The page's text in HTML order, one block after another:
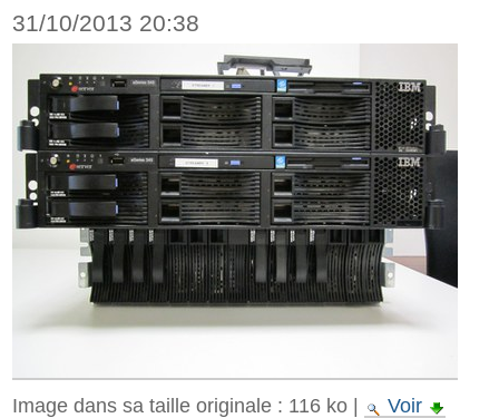
31/10/2013 20:38
Image dans sa taille originale : 116 ko|
Voir